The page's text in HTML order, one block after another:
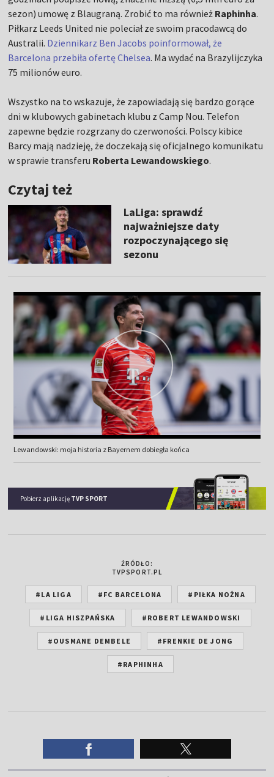
sezon) umowę z Blaugraną. Zrobić to ma również Raphinha.
Piłkarz Leeds United nie poleciał ze swoim pracodawcą do
Australii. Dziennikarz Ben Jacobs poinformował, że
Barcelona przebiła ofertę Chelsea. Ma wydać na Brazylijczyka
75 milionów euro.
Wszystko na to wskazuje, że zapowiadają się bardzo gorące
dni w klubowych gabinetach klubu z Camp Nou. Telefon
zapewne będzie rozgrzany do czerwoności. Polscy kibice
Barcy mają nadzieję, że doczekają się oficjalnego komunikatu
w sprawie transferu Roberta Lewandowskiego.
Czytaj też
LaLiga: sprawdź
najważniejsze daty
rozpoczynającego się
sezonu
Lewandowski: moja historia z Bayernem dobiegła końca
Pobierz aplikację TVP SPORT
ŹRÓDŁO:
TVPSPORT.PL
#LA LIGA #FC BARCELONA #PIŁKA NOŻNA
#LIGA HISZPAŃSKA #ROBERT LEWANDOWSKI
#OUSMANE DEMBELE #FRENKIE DE JONG
#RAPHINHA